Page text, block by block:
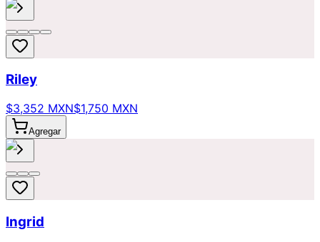
Riley
$3,352 MXN$1,750 MXN
Agregar
Ingrid